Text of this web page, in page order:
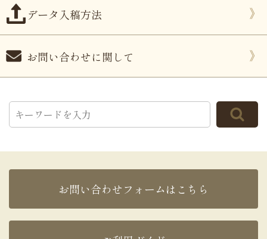
データ入稿方法
お問い合わせに関して
お問い合わせフォームはこちら